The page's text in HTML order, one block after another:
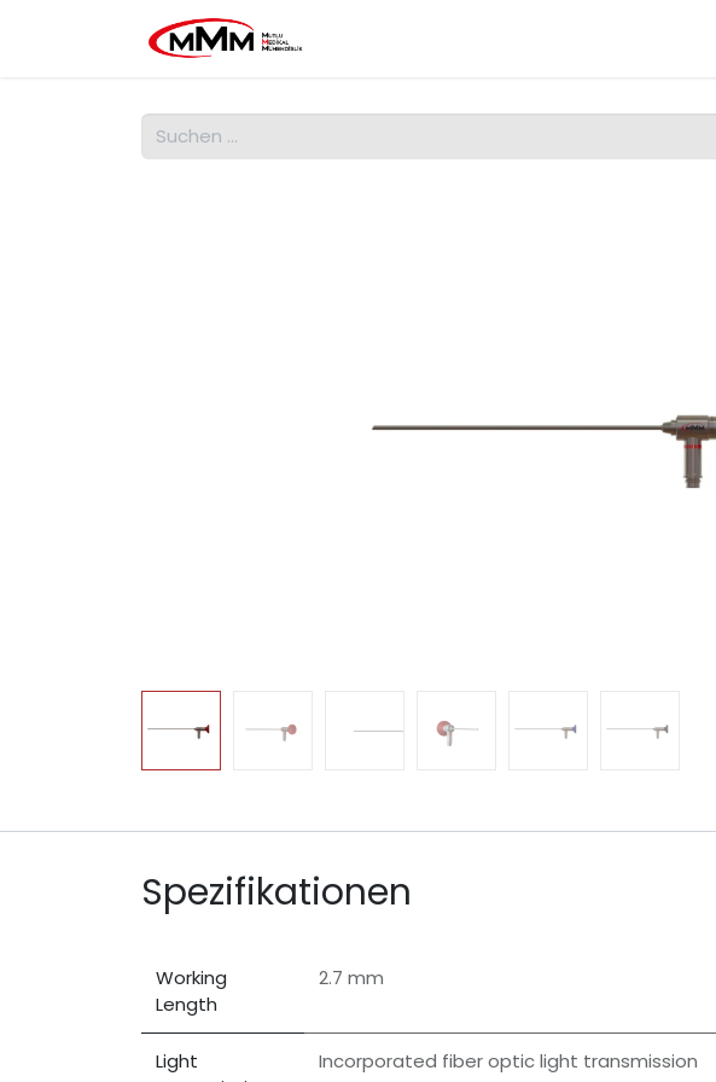
Spezifikationen
Working
Length
2.7 mm
Light
Incorporated fiber optic light transmission